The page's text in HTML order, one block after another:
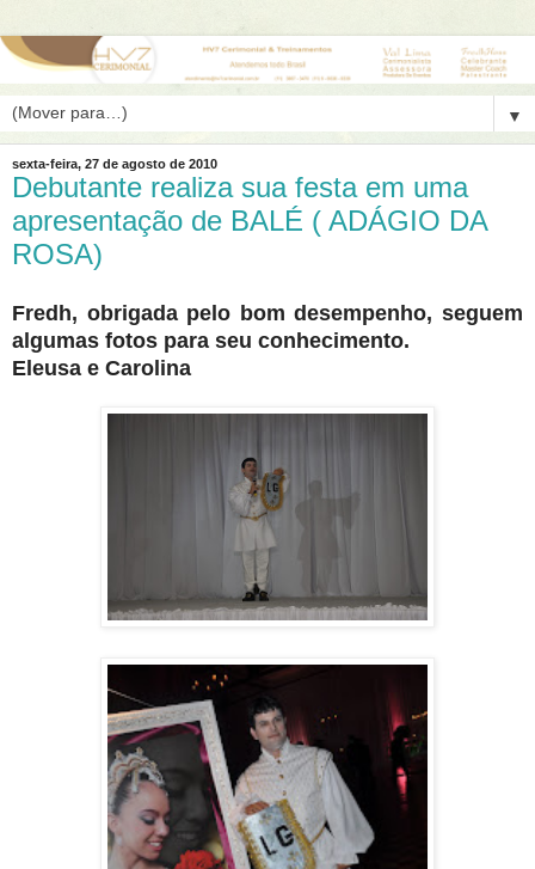
▼
sexta-feira, 27 de agosto de 2010
Debutante realiza sua festa em uma
apresentação de BALÉ ( ADÁGIO DA
ROSA)
Fredh, obrigada pelo bom desempenho, seguem
algumas fotos para seu conhecimento.
Eleusa e Carolina